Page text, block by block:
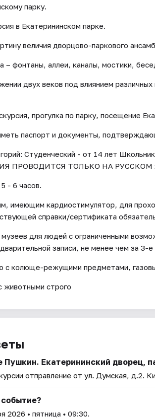
парку.
в Екатерининском парке.
величия дворцово-паркового
– фонтаны, аллеи, каналы, мостики,
двух веков под влиянием
прогулка по парку, посещение
паспорт и документы,
Студенческий - от 14 лет
ПРОВОДИТСЯ ТОЛЬКО НА РУССКОМ
- 6 часов.
имеющим кардиостимулятор, для
справки/сертификата
для людей с ограниченными
записи, не менее чем за 3-е
с колюще-режущими предметами,
животными строго
Пушкин. Екатерининский дворец,
отправление от ул. Думская, д.2.
2026 • пятница • 09:30.